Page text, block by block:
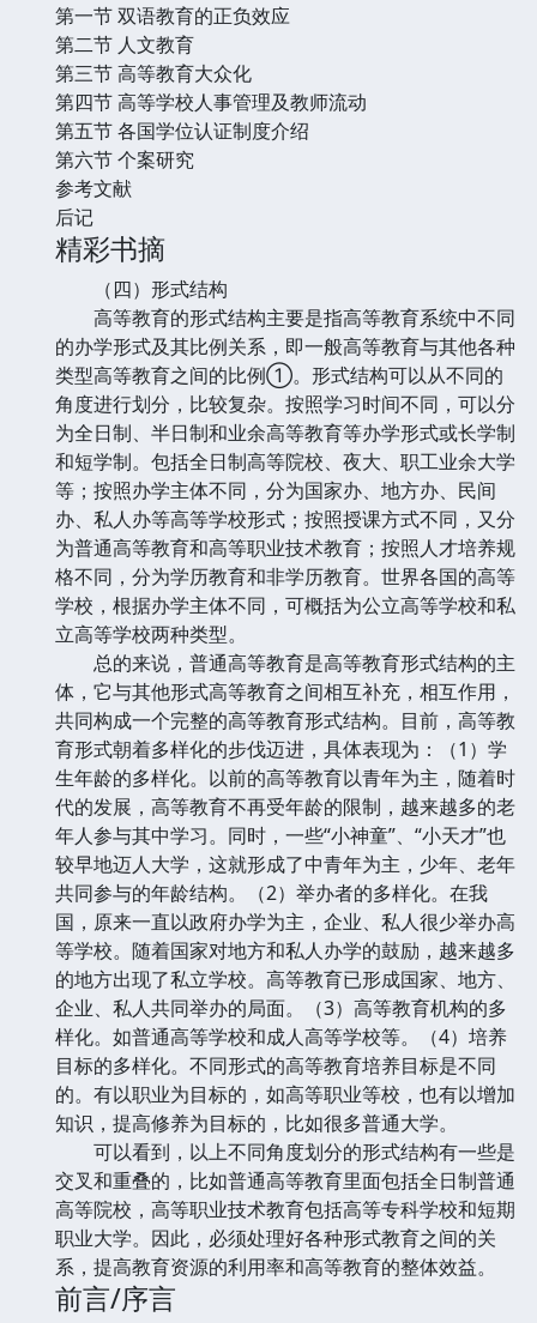
第一节 双语教育的正负效应
第二节 人文教育
第三节 高等教育大众化
第四节 高等学校人事管理及教师流动
第五节 各国学位认证制度介绍
第六节 个案研究
参考文献
后记
精彩书摘
（四）形式结构
高等教育的形式结构主要是指高等教育系统中不同
的办学形式及其比例关系，即一般高等教育与其他各种
类型高等教育之间的比例①。形式结构可以从不同的
角度进行划分，比较复杂。按照学习时间不同，可以分
为全日制、半日制和业余高等教育等办学形式或长学制
和短学制。包括全日制高等院校、夜大、职工业余大学
等；按照办学主体不同，分为国家办、地方办、民间
办、私人办等高等学校形式；按照授课方式不同，又分
为普通高等教育和高等职业技术教育；按照人才培养规
格不同，分为学历教育和非学历教育。世界各国的高等
学校，根据办学主体不同，可概括为公立高等学校和私
立高等学校两种类型。
总的来说，普通高等教育是高等教育形式结构的主
体，它与其他形式高等教育之间相互补充，相互作用，
共同构成一个完整的高等教育形式结构。目前，高等教
育形式朝着多样化的步伐迈进，具体表现为：（1）学
生年龄的多样化。以前的高等教育以青年为主，随着时
代的发展，高等教育不再受年龄的限制，越来越多的老
年人参与其中学习。同时，一些“小神童”、“小天才”也
较早地迈人大学，这就形成了中青年为主，少年、老年
共同参与的年龄结构。（2）举办者的多样化。在我
国，原来一直以政府办学为主，企业、私人很少举办高
等学校。随着国家对地方和私人办学的鼓励，越来越多
的地方出现了私立学校。高等教育已形成国家、地方、
企业、私人共同举办的局面。（3）高等教育机构的多
样化。如普通高等学校和成人高等学校等。（4）培养
目标的多样化。不同形式的高等教育培养目标是不同
的。有以职业为目标的，如高等职业等校，也有以增加
知识，提高修养为目标的，比如很多普通大学。
可以看到，以上不同角度划分的形式结构有一些是
交叉和重叠的，比如普通高等教育里面包括全日制普通
高等院校，高等职业技术教育包括高等专科学校和短期
职业大学。因此，必须处理好各种形式教育之间的关
系，提高教育资源的利用率和高等教育的整体效益。
前言/序言